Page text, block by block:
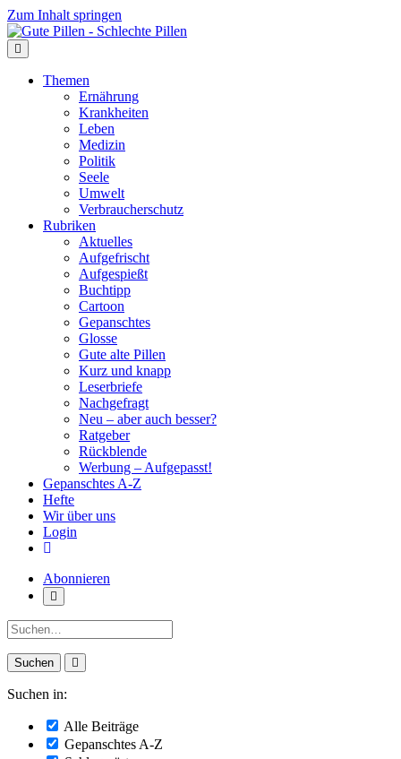
Zum Inhalt springen
Themen
Ernährung
Krankheiten
Leben
Medizin
Politik
Seele
Umwelt
Verbraucherschutz
Rubriken
Aktuelles
Aufgefrischt
Aufgespießt
Buchtipp
Cartoon
Gepanschtes
Glosse
Gute alte Pillen
Kurz und knapp
Leserbriefe
Nachgefragt
Neu – aber auch besser?
Ratgeber
Rückblende
Werbung – Aufgepasst!
Gepanschtes A-Z
Hefte
Wir über uns
Login
Abonnieren
Suche:
Suchen in:
Alle Beiträge
Gepanschtes A-Z